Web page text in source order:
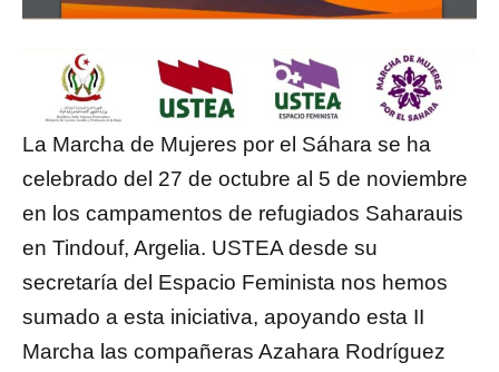
La Marcha de Mujeres por el Sáhara se ha
celebrado del 27 de octubre al 5 de noviembre
en los campamentos de refugiados Saharauis
en Tindouf, Argelia. USTEA desde su
secretaría del Espacio Feminista nos hemos
sumado a esta iniciativa, apoyando esta II
Marcha las compañeras Azahara Rodríguez